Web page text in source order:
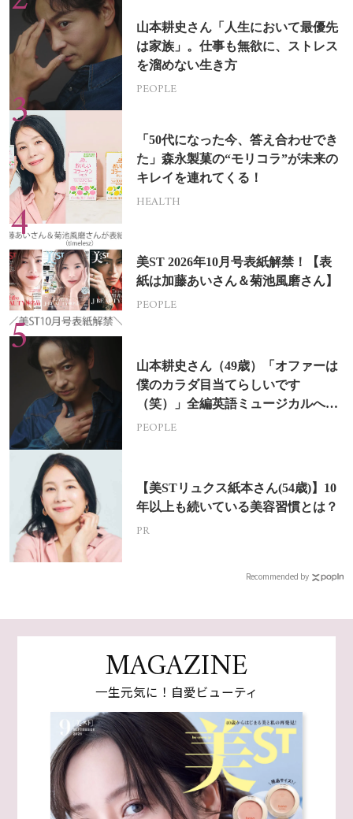
山本耕史さん「人生において最優先
は家族」。仕事も無欲に、ストレス
を溜めない生き方
PEOPLE
「50代になった今、答え合わせでき
た」森永製菓の“モリコラ”が未来の
キレイを連れてくる！
HEALTH
美ST 2026年10月号表紙解禁！【表
紙は加藤あいさん＆菊池風磨さん】
PEOPLE
山本耕史さん（49歳）「オファーは
僕のカラダ目当てらしいです
（笑）」全編英語ミュージカルへの
挑戦
PEOPLE
【美STリュクス紙本さん(54歳)】10
年以上も続いている美容習慣とは？
PR
Recommended by
MAGAZINE
一生元気に！自愛ビューティ